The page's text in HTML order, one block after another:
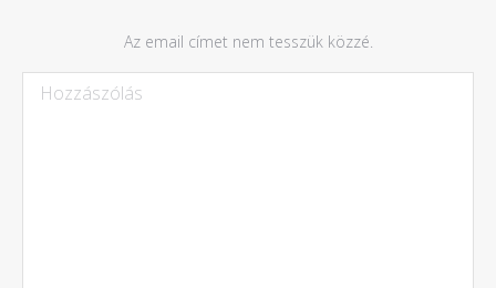
Az email címet nem tesszük közzé.
Hozzászólás